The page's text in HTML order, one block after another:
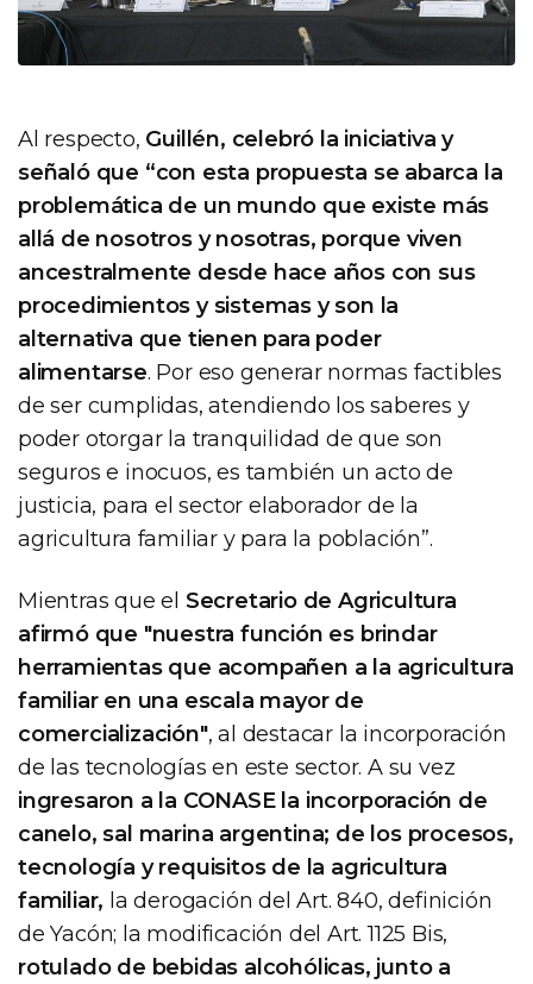
Al respecto, Guillén, celebró la iniciativa y
señaló que “con esta propuesta se abarca la
problemática de un mundo que existe más
allá de nosotros y nosotras, porque viven
ancestralmente desde hace años con sus
procedimientos y sistemas y son la
alternativa que tienen para poder
alimentarse. Por eso generar normas factibles
de ser cumplidas, atendiendo los saberes y
poder otorgar la tranquilidad de que son
seguros e inocuos, es también un acto de
justicia, para el sector elaborador de la
agricultura familiar y para la población”.
Mientras que el Secretario de Agricultura
afirmó que "nuestra función es brindar
herramientas que acompañen a la agricultura
familiar en una escala mayor de
comercialización", al destacar la incorporación
de las tecnologías en este sector. A su vez
ingresaron a la CONASE la incorporación de
canelo, sal marina argentina; de los procesos,
tecnología y requisitos de la agricultura
familiar, la derogación del Art. 840, definición
de Yacón; la modificación del Art. 1125 Bis,
rotulado de bebidas alcohólicas, junto a